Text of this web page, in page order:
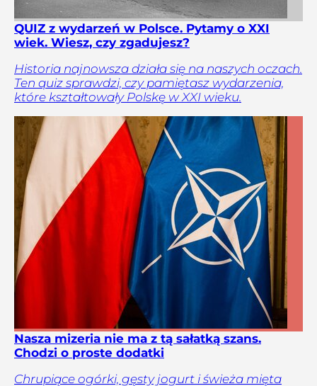
QUIZ z wydarzeń w Polsce. Pytamy o XXI
wiek. Wiesz, czy zgadujesz?
Historia najnowsza działa się na naszych oczach.
Ten quiz sprawdzi, czy pamiętasz wydarzenia,
które kształtowały Polskę w XXI wieku.
Nasza mizeria nie ma z tą sałatką szans.
Chodzi o proste dodatki
Chrupiące ogórki, gęsty jogurt i świeża mięta